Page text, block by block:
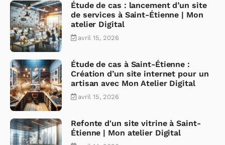
Étude de cas : lancement d’un site
de services à Saint-Étienne | Mon
atelier Digital
avril 15, 2026
Étude de cas à Saint-Étienne :
Création d’un site internet pour un
artisan avec Mon Atelier Digital
avril 15, 2026
Refonte d'un site vitrine à Saint-
Étienne | Mon atelier Digital